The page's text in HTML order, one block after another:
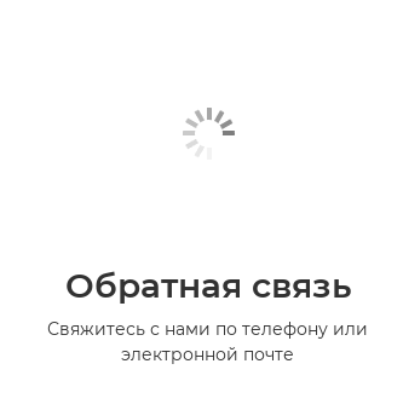
Обратная связь
Свяжитесь с нами по телефону или
электронной почте